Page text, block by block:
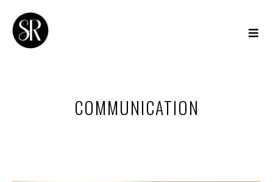
COMMUNICATION